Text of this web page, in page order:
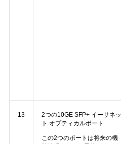
13
2つの10GE SFP+ イーサネッ
ト オプティカルポート
この2つのポートは将来の機